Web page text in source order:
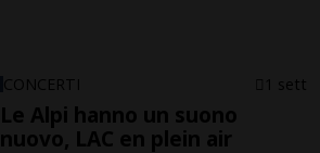
CONCERTI 1 sett
Le Alpi hanno un suono
nuovo, LAC en plein air